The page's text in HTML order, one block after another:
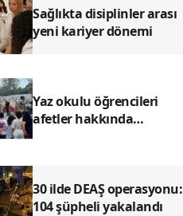
Sağlıkta disiplinler arası
yeni kariyer dönemi
Yaz okulu öğrencileri
afetler hakkında
30 ilde DEAŞ operasyonu:
104 şüpheli yakalandı